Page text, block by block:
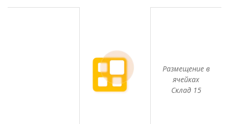
Размещение в
ячейках
Склад 15